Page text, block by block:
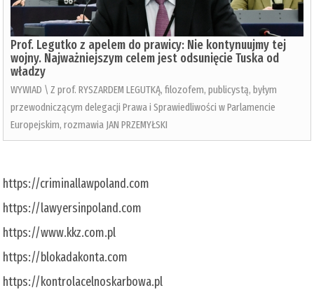
Prof. Legutko z apelem do prawicy: Nie kontynuujmy tej
wojny. Najważniejszym celem jest odsunięcie Tuska od
władzy
WYWIAD \ Z prof. RYSZARDEM LEGUTKĄ, filozofem, publicystą, byłym
przewodniczącym delegacji Prawa i Sprawiedliwości w Parlamencie
Europejskim, rozmawia JAN PRZEMYŁSKI
https://criminallawpoland.com
https://lawyersinpoland.com
https://www.kkz.com.pl
https://blokadakonta.com
https://kontrolacelnoskarbowa.pl